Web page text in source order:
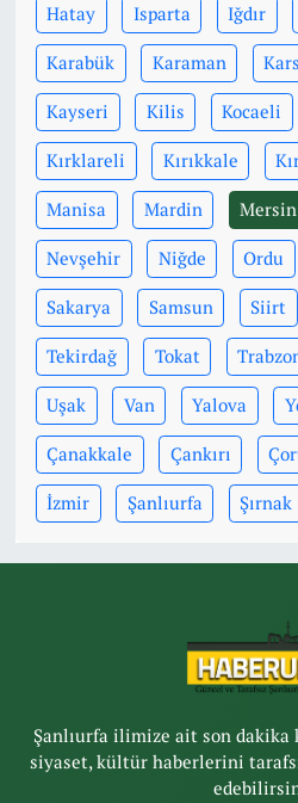
Hatay Isparta Iğdır
Karabük Karaman Kars
Kayseri Kilis Kocaeli
Kırklareli Kırıkkale
Manisa Mardin Mersin
Nevşehir Niğde Ordu
Sakarya Samsun Siirt
Tekirdağ Tokat
Uşak Van Yalova
Çanakkale Çankırı
İzmir Şanlıurfa Şırnak
Şanlıurfa ilimize ait son dakika
siyaset, kültür haberlerini